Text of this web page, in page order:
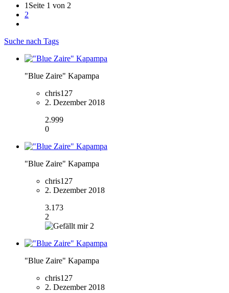
1 Seite 1 von 2
2
Suche nach Tags
"Blue Zaire" Kapampa
chris127
2. Dezember 2018
2.999
0
"Blue Zaire" Kapampa
chris127
2. Dezember 2018
3.173
2
2
"Blue Zaire" Kapampa
chris127
2. Dezember 2018